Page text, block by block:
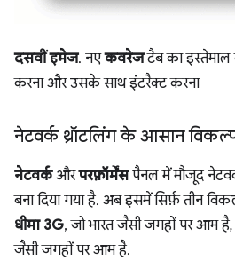
दसवीं इमेज. नएकवरेजटैब का
करना और उसके साथ इंटरैक्ट करना
नेटवर्क थ्रॉटलिंग के आसान
नेटवर्कऔरपरफ़ॉर्मेंसपैनल में मौजूद
बना दिया गया है. अब इसमें सिर्फ़ तीन
धीमा 3G, जो भारत जैसी जगहों पर आम
जैसी जगहों पर आम है.